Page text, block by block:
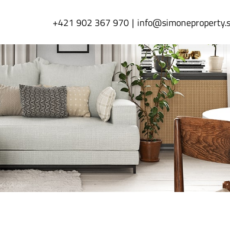
+421 902 367 970